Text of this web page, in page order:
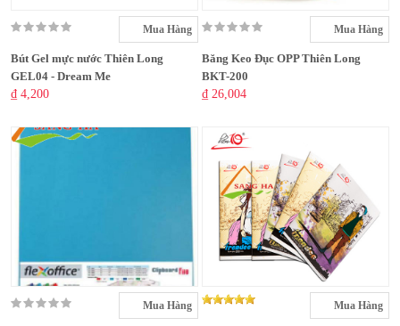
Mua Hàng
Bút Gel mực nước Thiên Long
GEL04 - Dream Me
₫ 4,200
Mua Hàng
Băng Keo Đục OPP Thiên Long
BKT-200
₫ 26,004
Mua Hàng Mua Hàng